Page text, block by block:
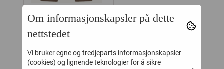
HUST AND CLAIRE
LEGGINGS
ULL/BAMBUS LAKI
COFFEE
349,-
174,-
HUST AND CLAIRE
BODY ULL/BAMBUS
WHEAT MELANGE
349,-
174,-
Om informasjonskapsler på dette
nettstedet
Vi bruker egne og tredjeparts informasjonskapsler
(cookies) og lignende teknologier for å sikre